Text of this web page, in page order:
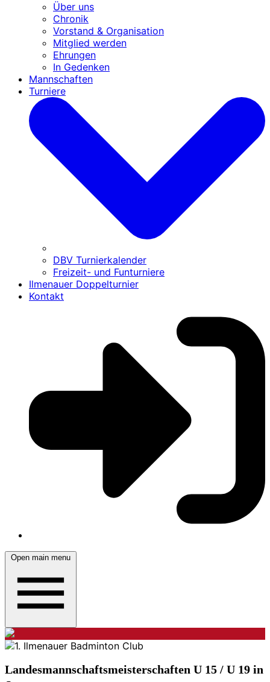
Über uns
Chronik
Vorstand & Organisation
Mitglied werden
Ehrungen
In Gedenken
Mannschaften
Turniere
DBV Turnierkalender
Freizeit- und Funturniere
Ilmenauer Doppelturnier
Kontakt
Open main menu
Landesmannschaftsmeisterschaften U 15 / U 19 in